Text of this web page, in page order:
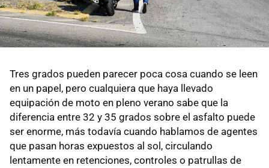
Tres grados pueden parecer poca cosa cuando se leen
en un papel, pero cualquiera que haya llevado
equipación de moto en pleno verano sabe que la
diferencia entre 32 y 35 grados sobre el asfalto puede
ser enorme, más todavía cuando hablamos de agentes
que pasan horas expuestos al sol, circulando
lentamente en retenciones, controles o patrullas de